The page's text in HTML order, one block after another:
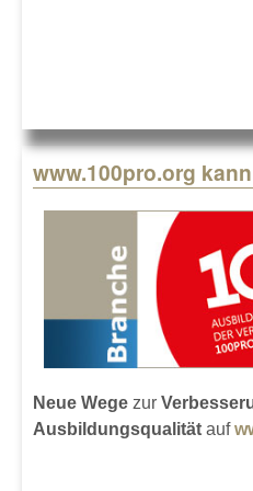
www.100pro.org
Neue Wege zur
Ausbildungsqualität auf